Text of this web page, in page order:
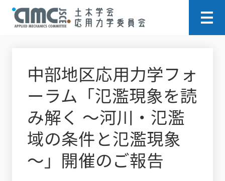
中部地区応用力学フォ
ーラム「氾濫現象を読
み解く ～河川・氾濫
域の条件と氾濫現象
～」開催のご報告